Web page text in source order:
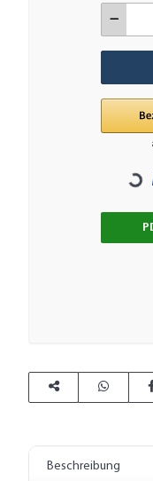
Loading...
Beschreibung